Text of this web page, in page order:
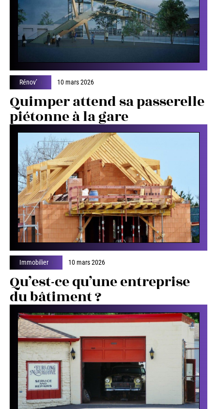
Rénov’ 10 mars 2026
Quimper attend sa passerelle
piétonne à la gare
Immobilier 10 mars 2026
Qu’est-ce qu’une entreprise
du bâtiment ?